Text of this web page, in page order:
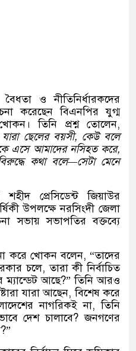
বৈধতা ও নীতিনির্ধারকদের
করেছেন বিএনপির যুগ্ম
তিনি প্রশ্ন তোলেন,
ছেলের বয়সী, কেউ বলে
এসে আমাদের নসিহত করে,
কথা বলে—সেটা মেনে
প্রেসিডেন্ট জিয়াউর
উপলক্ষে নরসিংদী জেলা
সভায় সভাপতির বক্তব্যে
করে খোকন বলেন, “তাদের
চলে, তারা কী নির্বাচিত
আছে?” তিনি আরও
যারা আছেন, বিশেষ করে
নাগরিকই না, তিনি
দেশ চালাবে? জনগণের